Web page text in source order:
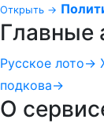
Открыть →
Главные
Русское лото→
подкова→
О